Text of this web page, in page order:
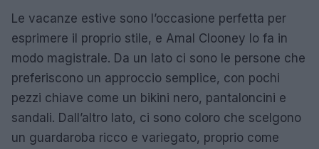
Le vacanze estive sono l’occasione perfetta per
esprimere il proprio stile, e Amal Clooney lo fa in
modo magistrale. Da un lato ci sono le persone che
preferiscono un approccio semplice, con pochi
pezzi chiave come un bikini nero, pantaloncini e
sandali. Dall’altro lato, ci sono coloro che scelgono
un guardaroba ricco e variegato, proprio come